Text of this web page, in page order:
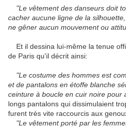
"Le vêtement des danseurs doit
cacher aucune ligne de la
ne gêner aucun mouvement ou
Et il dessina lui-même la tenue
de Paris qu'il décrit ainsi:
"Le costume des hommes est
et de pantalons en étoffe blanche
ceinture à boucle en cuir noire pour
longs pantalons qui dissimulaient
furent très vite raccourcis aux
"Le vêtement porté par les